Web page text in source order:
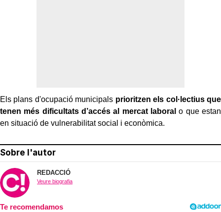
Els plans d'ocupació municipals prioritzen els col·lectius que
tenen més dificultats d’accés al mercat laboral o que estan
en situació de vulnerabilitat social i econòmica.
Sobre l'autor
REDACCIÓ
Veure biografia